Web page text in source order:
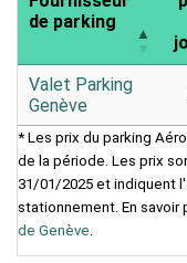
de parking
Valet Parking
Genève
* Les prix du parking
de la période. Les prix
31/01/2025 et indiquent
stationnement. En savoir
de Genève